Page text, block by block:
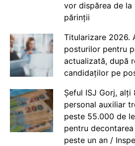
vor dispărea de la
părinții
Titularizare 2026.
posturilor pentru
actualizată, după
candidaților pe
Șeful ISJ Gorj, alți
personal auxiliar
peste 55.000 de
pentru
peste un an /